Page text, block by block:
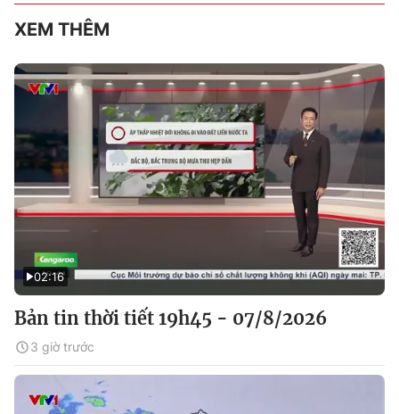
XEM THÊM
02:16
Bản tin thời tiết 19h45 - 07/8/2026
3 giờ trước